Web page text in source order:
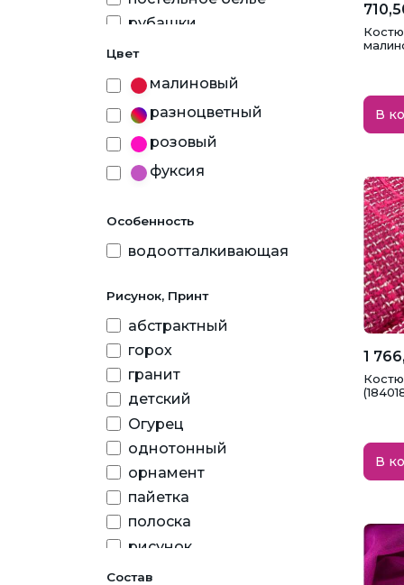
рубашки
спортивная одежда
Цвет
малиновый
разноцветный
розовый
фуксия
Особенность
водоотталкивающая
Рисунок, Принт
абстрактный
горох
гранит
детский
Огурец
однотонный
орнамент
пайетка
полоска
рисунок
Состав
В
1
В